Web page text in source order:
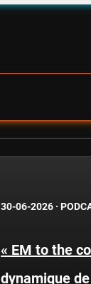
30-06-2026 ·
« EM to the
dynamique